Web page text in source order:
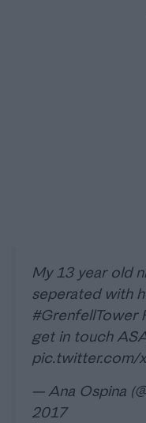
My 13 year old
seperated with
#GrenfellTower
get in touch
pic.twitter.com/
— Ana Ospina
2017